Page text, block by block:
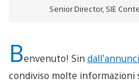
Senior Director, SIE
Benvenuto! Sin
condiviso molte informazioni